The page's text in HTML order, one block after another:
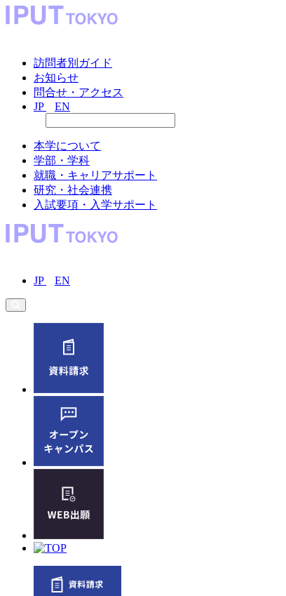
訪問者別ガイド
お知らせ
問合せ・アクセス
JP
EN
本学について
学部・学科
就職・キャリアサポート
研究・社会連携
入試要項・入学サポート
JP EN